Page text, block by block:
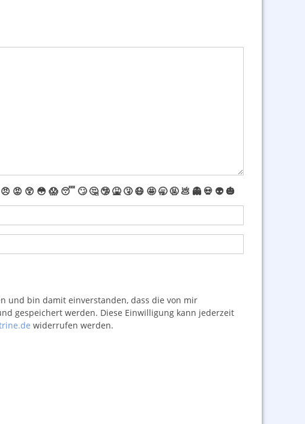
😠 😡 😲 😳 😱 😴 🙄 🤔 🤥 🤮 🤧 😷 🤩 🥱 🤬 💩 👻 💀 👽 🎃
und bin damit einverstanden, dass die von mir
gespeichert werden. Diese Einwilligung kann jederzeit
widerrufen werden.